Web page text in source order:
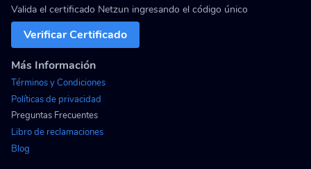
Valida el certificado Netzun ingresando el código único
Verificar Certificado
Más Información
Términos y Condiciones
Políticas de privacidad
Preguntas Frecuentes
Libro de reclamaciones
Blog